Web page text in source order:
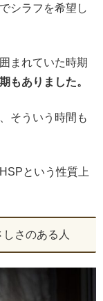
シラフを希望し
まれていた時期
もありました。
そういう時間も
という性質上
さのある人